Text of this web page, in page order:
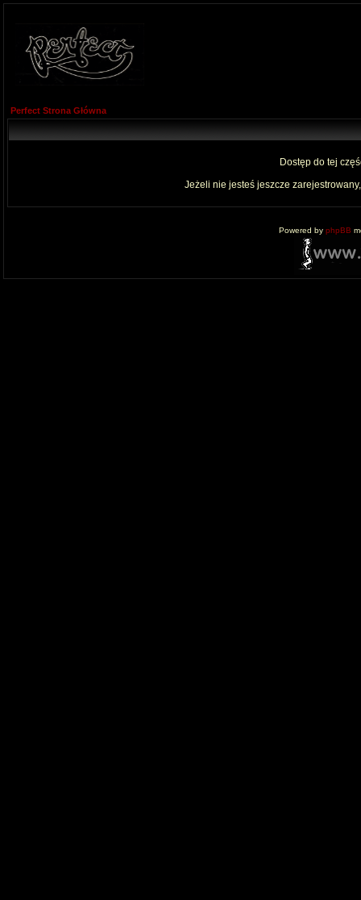
Perfect Strona Główna
Dostęp do tej
Jeżeli nie jesteś jeszcze
Powered by phpBB